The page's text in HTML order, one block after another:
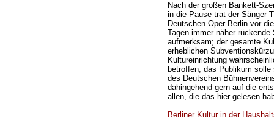
Nach der großen Bankett-
in die Pause trat der Sänger
Deutschen Oper Berlin vor
Tagen immer näher
aufmerksam; der gesamte
erheblichen
Kultureinrichtung
betroffen; das Publikum
des Deutschen
dahingehend gern auf die
allen, die das hier gelesen
Berliner Kultur in der